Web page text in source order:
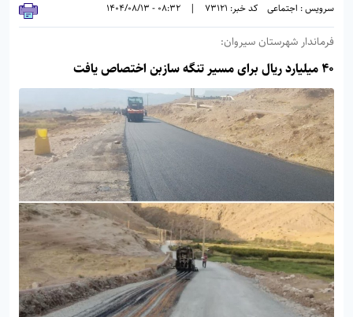
سرویس : اجتماعی کد خبر: 73121 |
08:32 - 1404/08/13
فرماندار شهرستان سیروان:
۴۰ میلیارد ریال برای مسیر تنگه سازبن اختصاص یافت